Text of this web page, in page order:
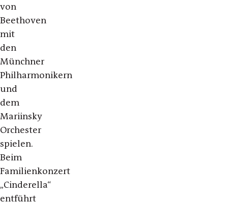
von
Beethoven
mit
den
Münchner
Philharmonikern
und
dem
Mariinsky
Orchester
spielen.
Beim
Familienkonzert
„Cinderella“
entführt